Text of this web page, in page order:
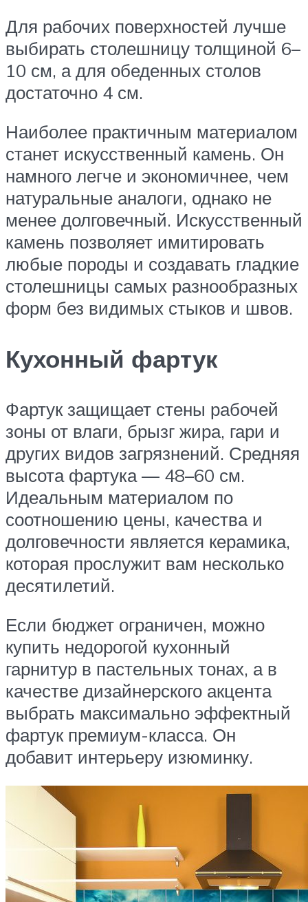
Для рабочих поверхностей лучше
выбирать столешницу толщиной 6–
10 см, а для обеденных столов
достаточно 4 см.
Наиболее практичным материалом
станет искусственный камень. Он
намного легче и экономичнее, чем
натуральные аналоги, однако не
менее долговечный. Искусственный
камень позволяет имитировать
любые породы и создавать гладкие
столешницы самых разнообразных
форм без видимых стыков и швов.
Кухонный фартук
Фартук защищает стены рабочей
зоны от влаги, брызг жира, гари и
других видов загрязнений. Средняя
высота фартука — 48–60 см.
Идеальным материалом по
соотношению цены, качества и
долговечности является керамика,
которая прослужит вам несколько
десятилетий.
Если бюджет ограничен, можно
купить недорогой кухонный
гарнитур в пастельных тонах, а в
качестве дизайнерского акцента
выбрать максимально эффектный
фартук премиум-класса. Он
добавит интерьеру изюминку.